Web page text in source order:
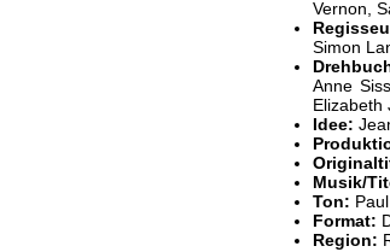
Vernon,
Simon
Anne
Elizabeth
Idee:
Musik/
Ton:
Format:
Region: